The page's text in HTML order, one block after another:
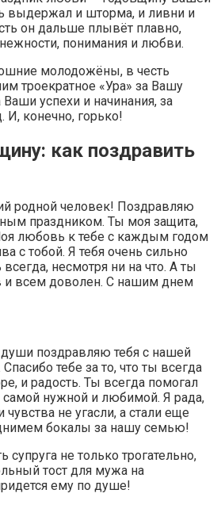
выдержал и шторма, и ливни и
он дальше плывёт плавно,
понимания и любви.
молодожёны, в честь
троекратное «Ура» за Вашу
успехи и начинания, за
И, конечно, горько!
как поздравить
родной человек! Поздравляю
праздником. Ты моя защита,
любовь к тебе с каждым годом
с тобой. Я тебя очень сильно
несмотря ни на что. А ты
и всем доволен. С нашим днем
поздравляю тебя с нашей
тебе за то, что ты всегда
и радость. Ты всегда помогал
самой нужной и любимой. Я рада,
не угасли, а стали еще
бокалы за нашу семью!
не только трогательно,
тост для мужа на
ему по душе!